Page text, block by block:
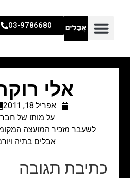
03-9786680
אלי
אפריל 18, 2011
על מותו של חבר
לשעבר מזכיר המועצה
אבלים בתיה
כתיבת תגובה